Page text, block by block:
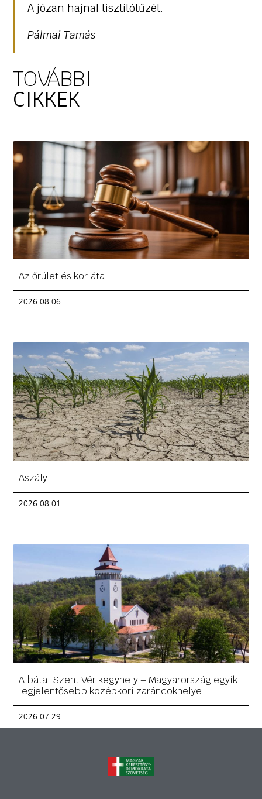
A józan hajnal tisztítótűzét.
Pálmai Tamás
TOVÁBBI
CIKKEK
Az őrület és korlátai
2026.08.06.
Aszály
2026.08.01.
A bátai Szent Vér kegyhely – Magyarország egyik
legjelentősebb középkori zarándokhelye
2026.07.29.